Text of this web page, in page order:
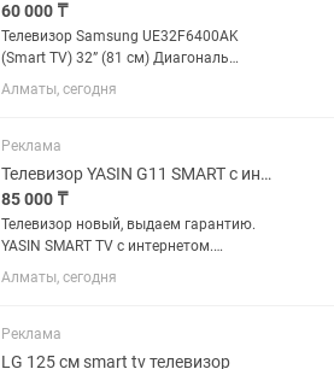
60 000 ₸
Телевизор Samsung UE32F6400AK
(Smart TV) 32” (81 см) Диагональ
экрана: 32” (81 см) Разрешение: Full HD
(1920 × 1080) Тип экрана: LED Smart TV:
обновления: 200...
Алматы, сегодня
Реклама
Телевизор YASIN G11 SMART с интернетом WIFI НОВЫЙ в упаковке 108 см
85 000 ₸
Телевизор новый, выдаем гарантию.
YASIN SMART TV с интернетом.
Диагональ экрана 108 см/43дюйм.
Встроенный отау тв на 25 каналов без
высокого качества, не виснет,не...
Алматы, сегодня
Реклама
LG 125 см smart tv телевизор